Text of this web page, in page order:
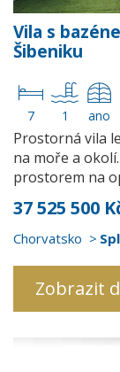
Vila s
Šibeniku
7 1 ano
Prostorná vila
na moře a
prostorem na
37 525 500
Chorvatsko
Zobrazit